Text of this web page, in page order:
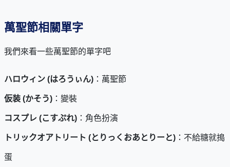
萬聖節相關單字
我們來看一些萬聖節的單字吧
ハロウィン (はろうぃん) ：萬聖節
仮装 (かそう) ：變裝
コスプレ (こすぷれ) ：角色扮演
トリックオアトリート (とりっくおあとりーと) ：不給糖就搗
蛋